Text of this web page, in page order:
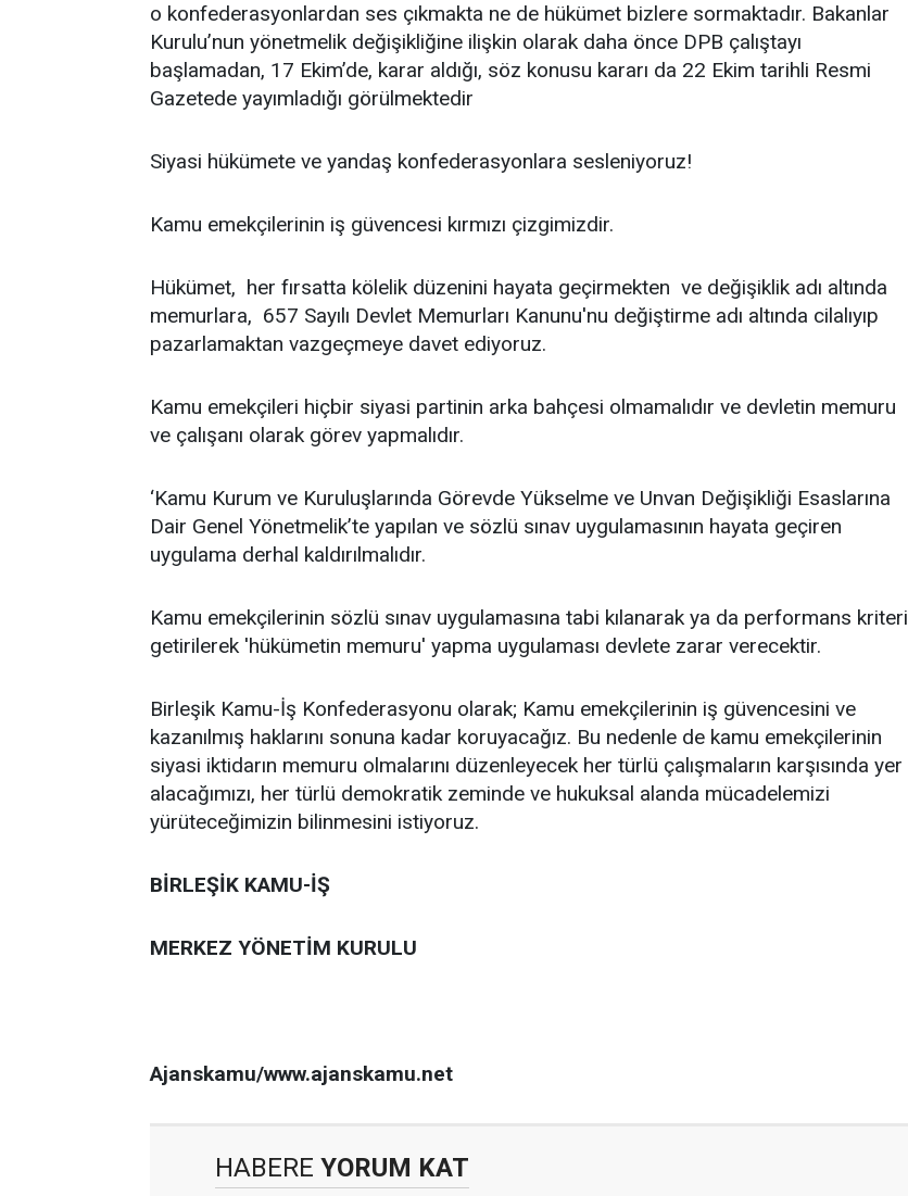
o konfederasyonlardan ses çıkmakta ne de hükümet bizlere sormaktadır. Bakanlar
Kurulu’nun yönetmelik değişikliğine ilişkin olarak daha önce DPB çalıştayı
başlamadan, 17 Ekim’de, karar aldığı, söz konusu kararı da 22 Ekim tarihli Resmi
Gazetede yayımladığı görülmektedir
Siyasi hükümete ve yandaş konfederasyonlara sesleniyoruz!
Kamu emekçilerinin iş güvencesi kırmızı çizgimizdir.
Hükümet, her fırsatta kölelik düzenini hayata geçirmekten ve değişiklik adı altında
memurlara, 657 Sayılı Devlet Memurları Kanunu'nu değiştirme adı altında cilalıyıp
pazarlamaktan vazgeçmeye davet ediyoruz.
Kamu emekçileri hiçbir siyasi partinin arka bahçesi olmamalıdır ve devletin memuru
ve çalışanı olarak görev yapmalıdır.
‘Kamu Kurum ve Kuruluşlarında Görevde Yükselme ve Unvan Değişikliği Esaslarına
Dair Genel Yönetmelik’te yapılan ve sözlü sınav uygulamasının hayata geçiren
uygulama derhal kaldırılmalıdır.
Kamu emekçilerinin sözlü sınav uygulamasına tabi kılanarak ya da performans kriteri
getirilerek 'hükümetin memuru' yapma uygulaması devlete zarar verecektir.
Birleşik Kamu-İş Konfederasyonu olarak; Kamu emekçilerinin iş güvencesini ve
kazanılmış haklarını sonuna kadar koruyacağız. Bu nedenle de kamu emekçilerinin
siyasi iktidarın memuru olmalarını düzenleyecek her türlü çalışmaların karşısında yer
alacağımızı, her türlü demokratik zeminde ve hukuksal alanda mücadelemizi
yürüteceğimizin bilinmesini istiyoruz.
BİRLEŞİK KAMU-İŞ
MERKEZ YÖNETİM KURULU
Ajanskamu/www.ajanskamu.net
HABERE YORUM KAT